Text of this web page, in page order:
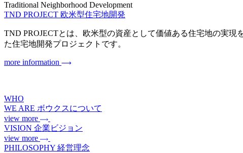
Traditional Neighborhood Development
TND PROJECT 欧米型住宅地開発
TND PROJECTとは、欧米型の資産として価値ある住宅地の実現
た住宅地開発プロジェクトです。
more information
WHO
WE ARE ボウクスについて
view more
VISION 企業ビジョン
view more
PHILOSOPHY 経営理念